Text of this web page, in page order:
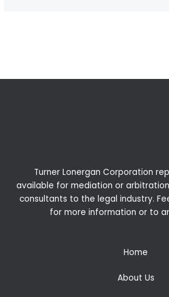
Turner Lonergan Corporation
available for mediation or arbitration
consultants to the legal industry.
for more information or to
Home
About Us